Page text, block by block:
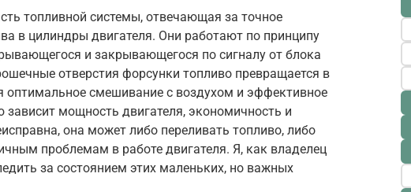
топливной системы, отвечающая за точное
в цилиндры двигателя. Они работают по принципу
и закрывающегося по сигналу от блока
отверстия форсунки топливо превращается в
оптимальное смешивание с воздухом и эффективное
мощность двигателя, экономичность и
она может либо переливать топливо, либо
проблемам в работе двигателя. Я, как владелец
за состоянием этих маленьких, но важных